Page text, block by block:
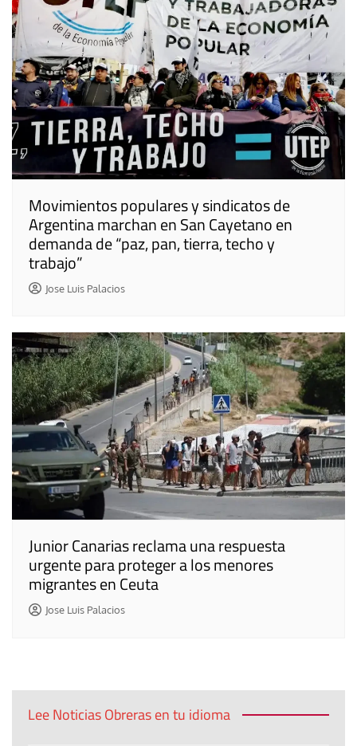
Movimientos populares y sindicatos de
Argentina marchan en San Cayetano en
demanda de “paz, pan, tierra, techo y
trabajo”
Jose Luis Palacios
Junior Canarias reclama una respuesta
urgente para proteger a los menores
migrantes en Ceuta
Jose Luis Palacios
Lee Noticias Obreras en tu idioma